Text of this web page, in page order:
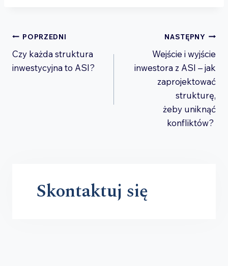
Nawigacja
wpisu
POPRZEDNI
Czy każda struktura
inwestycyjna to ASI?
NASTĘPNY
Wejście i wyjście
inwestora z ASI – jak
zaprojektować
strukturę,
żeby uniknąć
konfliktów?
Skontaktuj się